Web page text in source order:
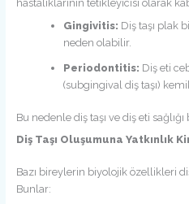
hastalıklarının tetikleyicisi olarak
Gingivitis: Diş taşı plak
neden olabilir.
Periodontitis: Diş eti
(subgingival diş taşı)
Bu nedenle diş taşı ve diş eti sağlığı
Diş Taşı Oluşumuna Yatkınlık
Bazı bireylerin biyolojik özellikleri
Bunlar: